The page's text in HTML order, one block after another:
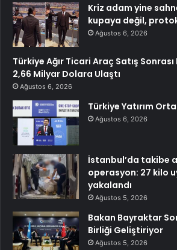
Kriz adam yine
kupaya değil,
Ağustos 6, 2026
Türkiye Ağır Ticari Araç Satış Sonrası
2,66 Milyar Dolara Ulaştı
Ağustos 6, 2026
Türkiye Yatırım
Ağustos 6, 2026
İstanbul’da takibe
operasyon: 27 kilo
yakalandı
Ağustos 5, 2026
Bakan Bayraktar
Birliği Geliştiriyor
Ağustos 5, 2026